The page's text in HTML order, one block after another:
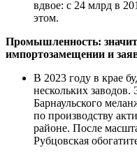
вдвое: с 24 млрд в
этом.
Промышленность:
импортозамещении и
В 2023 году в крае
нескольких заводов.
Барнаульского
по производству
районе. После
Рубцовская